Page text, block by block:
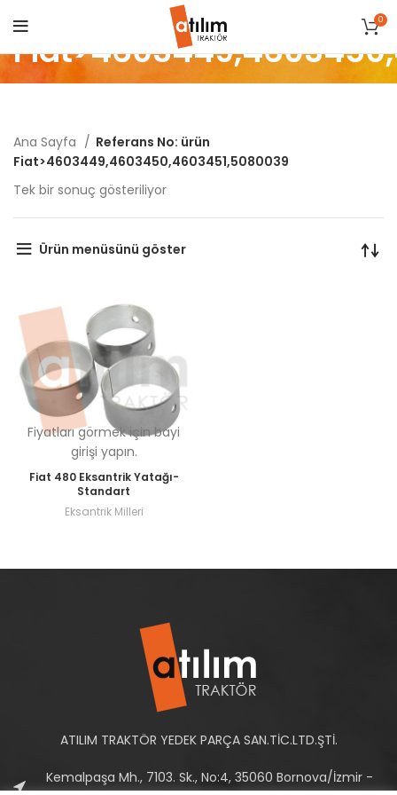
0
Ana Sayfa
Referans No: ürün
Fiat>4603449,4603450,4603451,5080039
Tek bir sonuç gösteriliyor
Ürün menüsünü göster
Fiyatları görmek için bayi
girişi yapın.
Fiat 480 Eksantrik Yatağı-
Standart
Eksantrik Milleri
ATILIM TRAKTÖR YEDEK PARÇA SAN.TİC.LTD.ŞTİ.
Kemalpaşa Mh., 7103. Sk., No:4, 35060 Bornova/İzmir -